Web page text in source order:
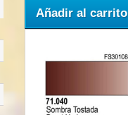
Añadir al carrito